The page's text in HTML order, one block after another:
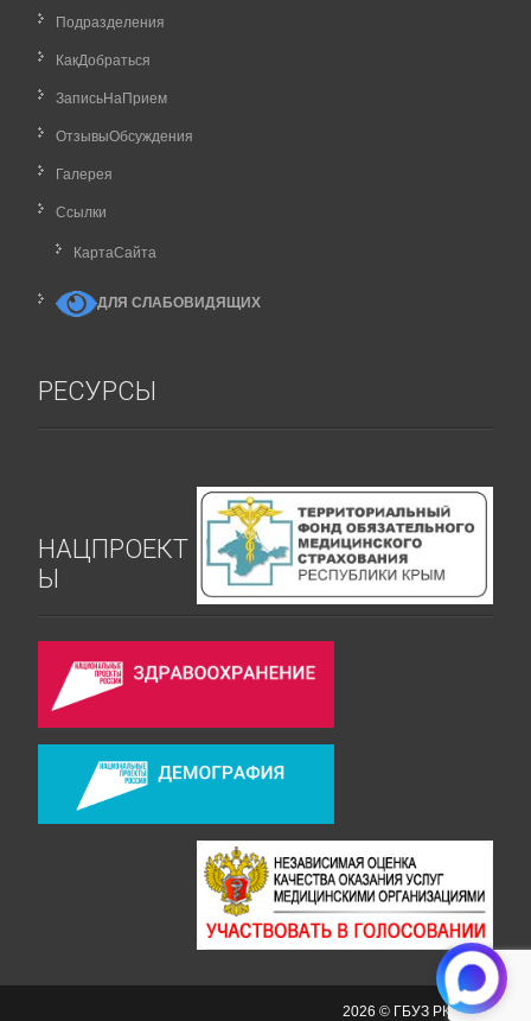
Подразделения
КакДобраться
ЗаписьНаПрием
ОтзывыОбсуждения
Галерея
Ссылки
КартаCайта
ДЛЯ СЛАБОВИДЯЩИХ
РЕСУРСЫ
НАЦПРОЕКТ
Ы
2026 © ГБУЗ РК СКРД №2